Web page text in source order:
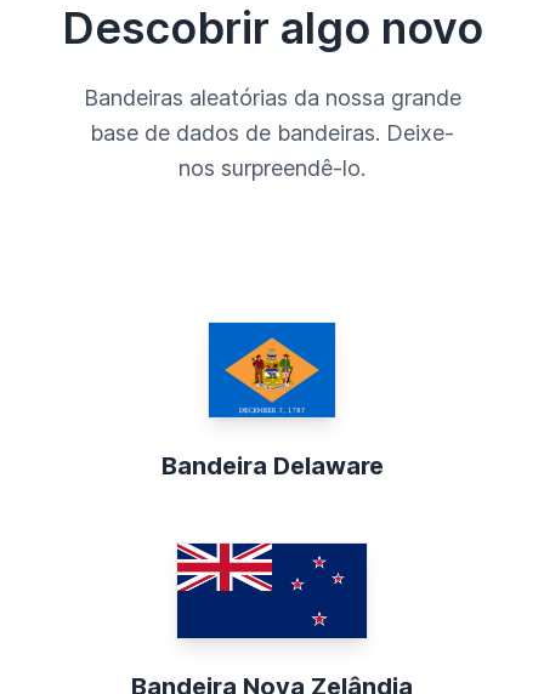
Descobrir algo novo
Bandeiras aleatórias da nossa grande
base de dados de bandeiras. Deixe-
nos surpreendê-lo.
Bandeira Delaware
Bandeira Nova Zelândia